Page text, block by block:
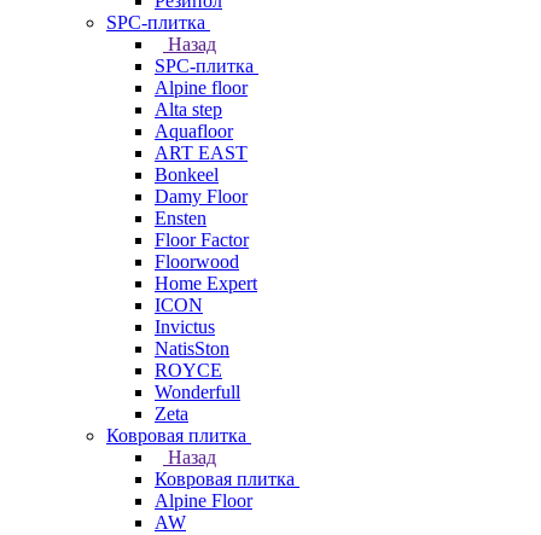
SPC-плитка
Назад
SPC-плитка
Alpine floor
Alta step
Aquafloor
ART EAST
Bonkeel
Damy Floor
Ensten
Floor Factor
Floorwood
Home Expert
ICON
Invictus
NatisSton
ROYCE
Wonderfull
Zeta
Ковровая плитка
Назад
Ковровая плитка
Alpine Floor
AW